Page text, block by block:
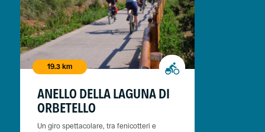
19.3 km
ANELLO DELLA LAGUNA DI
ORBETELLO
Un giro spettacolare, tra fenicotteri e